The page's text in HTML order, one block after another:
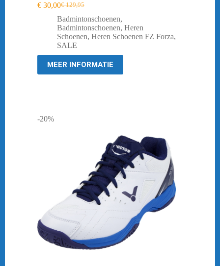
€129,95
Oorspronkelijke
prijs
was:
€ 129,95.
€ 30,00Huidige
prijs
is:
€ 30,00.
Badmintonschoenen,
Badmintonschoenen, Heren
Schoenen, Heren Schoenen FZ Forza,
SALE
MEER INFORMATIE
-20%